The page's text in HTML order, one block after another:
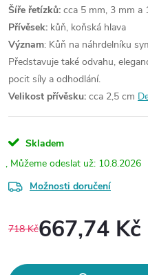
Šíře řetízků: cca 5 mm, 3 mm a
Přívěsek: kůň, koňská hlava
Význam: Kůň na náhrdelníku
Představuje také odvahu,
pocit síly a odhodlání.
Velikost přívěsku: cca 2,5 cm
Skladem
10.8.2026
Možnosti doručení
718 Kč667,74 Kč